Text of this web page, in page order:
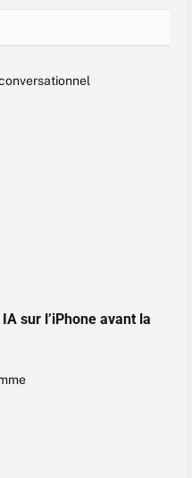
sur l’iPhone avant la